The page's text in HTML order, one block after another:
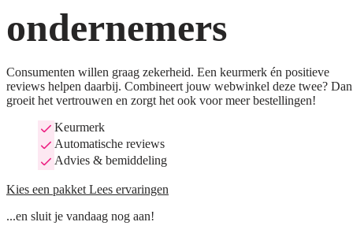
ondernemers
Consumenten willen graag zekerheid. Een keurmerk én positieve
reviews helpen daarbij. Combineert jouw webwinkel deze twee? Dan
groeit het vertrouwen en zorgt het ook voor meer bestellingen!
Keurmerk
Automatische reviews
Advies & bemiddeling
Kies een pakket Lees ervaringen
...en sluit je vandaag nog aan!